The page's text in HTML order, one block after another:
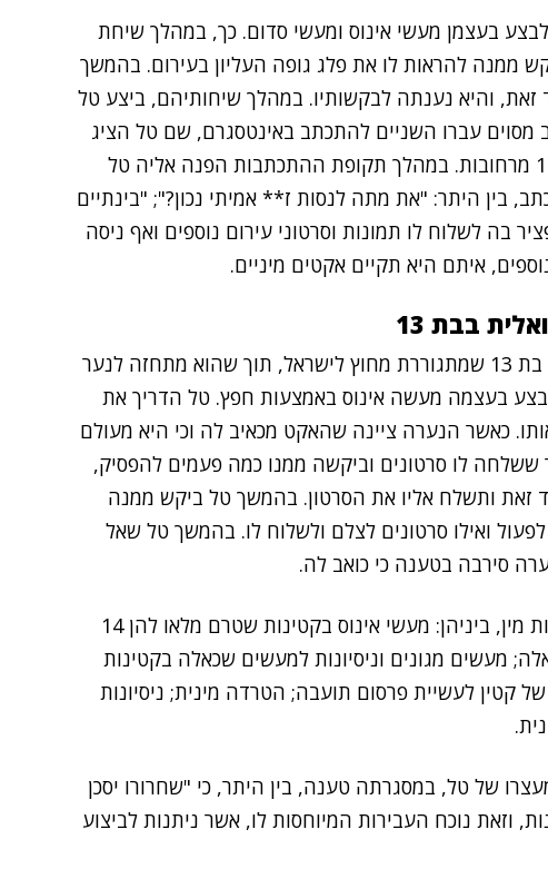
בעצמן מעשי אינוס ומעשי סדום. כך, במהלך שיחת
בת 12 באומיגל, טל ביקש ממנה להראות לו את פלג גופה העליון בעירום. בהמשך
והיא נענתה לבקשותיו. במהלך שיחותיהם, ביצע טל
מסוים עברו השניים להתכתב באינטסגרם, שם טל הציג
עצמו כקטין כבן 16 מראשון-לציון או כקטין בן 17 מרחובות. במהלך תקופת ההתכתבות הפנה אליה טל
בין היתר: "את מתה לנסות ז** אמיתי נכון?"; "בינתיים
לשלוח לו תמונות וסרטוני עירום נוספים ואף ניסה
איתם היא תקיים אקטים מיניים.
בבת 13
בהזדמנות אחרת, נכתב, טל התכתב עם נערה בת 13 שמתגוררת מחוץ לישראל, תוך שהוא מתחזה לנער
לבצע בעצמה מעשה אינוס באמצעות חפץ. טל הדריך את
כאשר הנערה ציינה שהאקט מכאיב לה וכי היא מעולם
ששלחה לו סרטונים וביקשה ממנו כמה פעמים להפסיק,
ותשלח אליו את הסרטון. בהמשך טל ביקש ממנה
ואילו סרטונים לצלם ולשלוח לו. בהמשך טל שאל
סירבה בטענה כי כואב לה.
כתב האישום מייחס לטל ביצוע של שורת עבירות מין, ביניהן: מעשי אינוס בקטינות שטרם מלאו להן 14
מעשים מגונים וניסיונות למעשים שכאלה בקטינות
בגופו של קטין לעשיית פרסום תועבה; הטרדה מינית; ניסיונות
של טל, במסגרתה טענה, בין היתר, כי "שחרורו יסכן
וזאת נוכח העבירות המיוחסות לו, אשר ניתנות לביצוע